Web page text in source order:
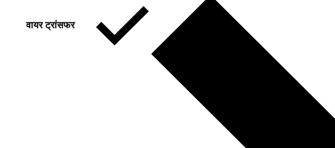
वायर ट्रांसफर